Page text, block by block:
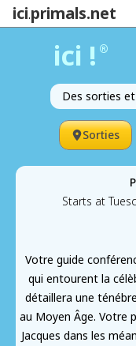
ici.primals.net
ici ! ®
Des sorties
Sorties
Starts at
Votre guide
qui entourent la
détaillera une
au Moyen Âge. Votre
Jacques dans les